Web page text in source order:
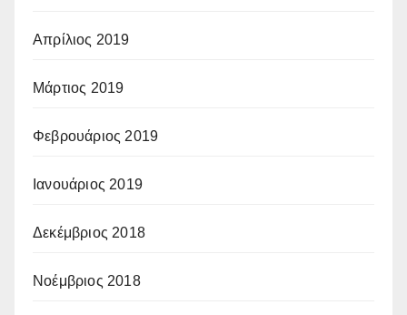
Απρίλιος 2019
Μάρτιος 2019
Φεβρουάριος 2019
Ιανουάριος 2019
Δεκέμβριος 2018
Νοέμβριος 2018